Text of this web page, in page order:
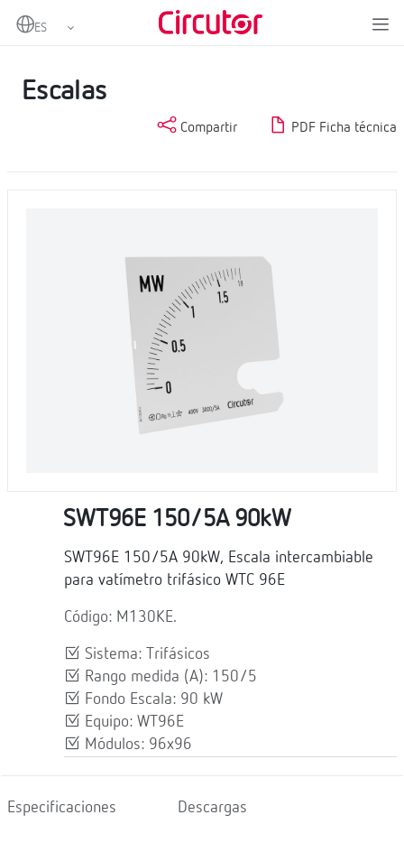
Home Medida y control
Instrumentación analógica
Escalas
Compartir PDF Ficha técnica
SWT96E 150/5A 90kW
SWT96E 150/5A 90kW, Escala intercambiable
para vatímetro trifásico WTC 96E
Código: M130KE.
Sistema: Trifásicos
Rango medida (A): 150/5
Fondo Escala: 90 kW
Equipo: WT96E
Módulos: 96x96
Especificaciones Descargas